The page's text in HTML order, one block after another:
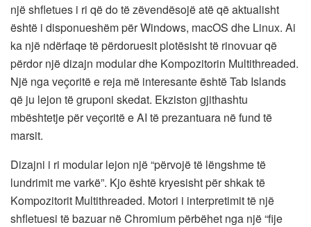
një shfletues i ri që do të zëvendësojë atë që aktualisht
është i disponueshëm për Windows, macOS dhe Linux. Ai
ka një ndërfaqe të përdoruesit plotësisht të rinovuar që
përdor një dizajn modular dhe Kompozitorin Multithreaded.
Një nga veçoritë e reja më interesante është Tab Islands
që ju lejon të gruponi skedat. Ekziston gjithashtu
mbështetje për veçoritë e AI të prezantuara në fund të
marsit.
Dizajni i ri modular lejon një “përvojë të lëngshme të
lundrimit me varkë”. Kjo është kryesisht për shkak të
Kompozitorit Multithreaded. Motori i interpretimit të një
shfletuesi të bazuar në Chromium përbëhet nga një “fije